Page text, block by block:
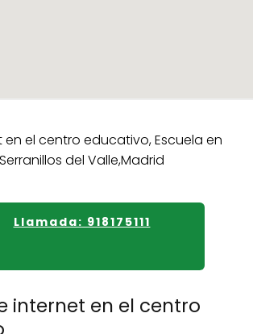
Llamada: 918175111
internet en el centro